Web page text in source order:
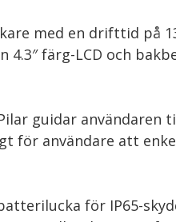
med en drifttid på
färg-LCD och
guidar användaren
för användare att
för IP65-